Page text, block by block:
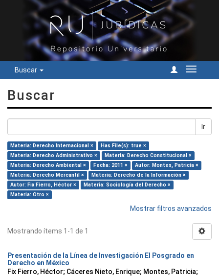
Buscar
Cambiar
Buscar
Ir
Materia: Derecho Internacional ×
Has File(s): true ×
Materia: Derecho Administrativo ×
Materia: Derecho Constitucional ×
Materia: Derecho Ambiental ×
Fecha: 2011 ×
Autor: Montes, Patricia ×
Materia: Derecho Mercantil ×
Materia: Derecho de la Información ×
Autor: Fix Fierro, Héctor ×
Materia: Sociología del Derecho ×
Materia: Otro ×
Mostrar filtros avanzados
Mostrando ítems 1-1 de 1
Presentación de la Línea de Investigación El Posgrado en
Derecho en México
Fix Fierro, Héctor; Cáceres Nieto, Enrique; Montes, Patricia;